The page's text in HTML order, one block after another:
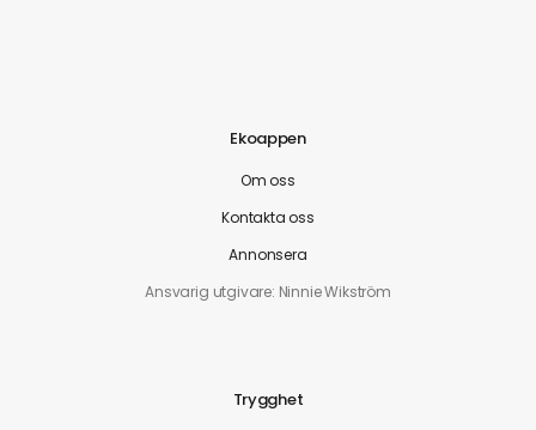
Ekoappen
Om oss
Kontakta oss
Annonsera
Ansvarig utgivare: Ninnie Wikström
Trygghet